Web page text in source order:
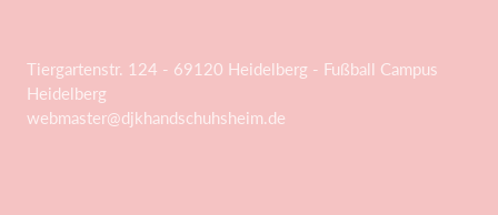
Tiergartenstr. 124 - 69120 Heidelberg - Fußball Campus
Heidelberg
webmaster@djkhandschuhsheim.de